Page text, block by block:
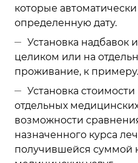
которые
определенную дату.
Установка надбавок
целиком или на
проживание, к примеру.
Установка
отдельных
возможности
назначенного курса
получившейся суммой